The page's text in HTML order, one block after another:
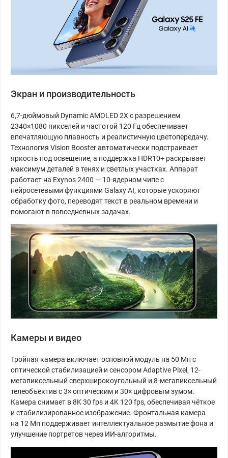
Экран и производительность
6,7-дюймовый Dynamic AMOLED 2X с разрешением
2340×1080 пикселей и частотой 120 Гц обеспечивает
впечатляющую плавность и реалистичную цветопередачу.
Технология Vision Booster автоматически подстраивает
яркость под освещение, а поддержка HDR10+ раскрывает
максимум деталей в тенях и светлых участках. Аппарат
работает на Exynos 2400 — 10-ядерном чипе с
нейросетевыми функциями Galaxy AI, которые ускоряют
обработку фото, переводят текст в реальном времени и
помогают в повседневных задачах.
Камеры и видео
Тройная камера включает основной модуль на 50 Мп с
оптической стабилизацией и сенсором Adaptive Pixel, 12-
мегапиксельный сверхширокоугольный и 8-мегапиксельный
телеобъектив с 3× оптическим и 30× цифровым зумом.
Камера снимает в 8K 30 fps и 4K 120 fps, обеспечивая чёткое
и стабилизированное изображение. Фронтальная камера
на 12 Мп поддерживает интеллектуальное размытие фона и
улучшение портретов через ИИ-алгоритмы.